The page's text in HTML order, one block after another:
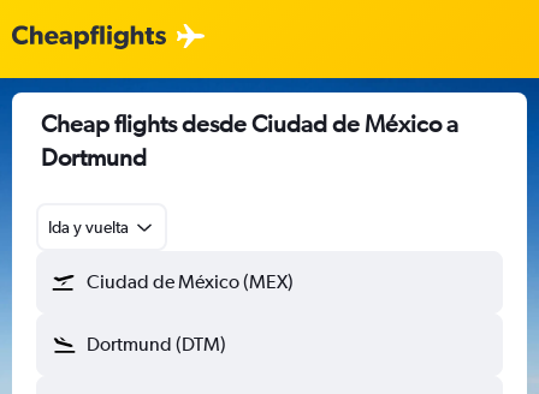
Cheap flights desde Ciudad de México a
Dortmund
Ida y vuelta
Ciudad de México (MEX)
Dortmund (DTM)